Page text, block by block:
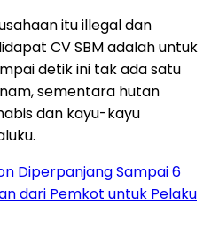
itu illegal dan
CV SBM adalah untuk
detik ini tak ada satu
sementara hutan
dan kayu-kayu
Diperpanjang Sampai 6
dari Pemkot untuk Pelaku